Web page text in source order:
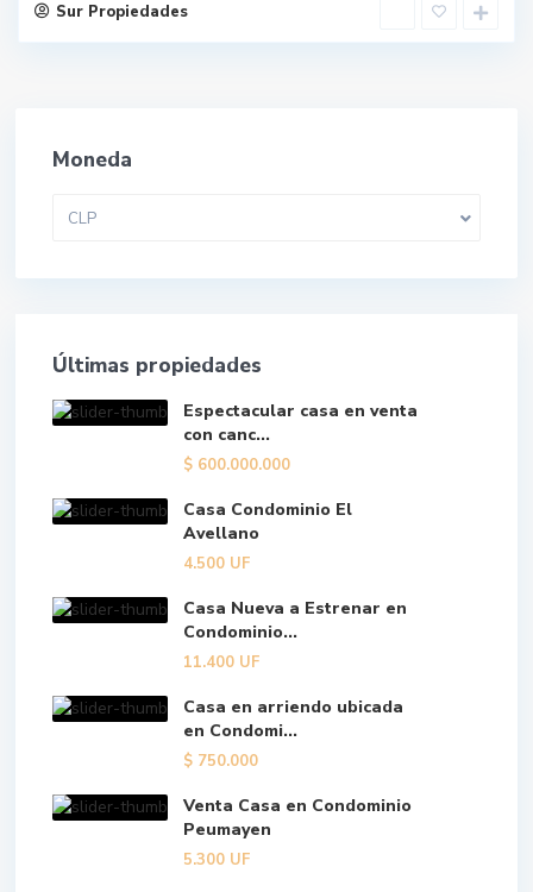
Sur Propiedades
Moneda
CLP
Últimas propiedades
Espectacular casa en venta
con canc...
$ 600.000.000
Casa Condominio El
Avellano
4.500 UF
Casa Nueva a Estrenar en
Condominio...
11.400 UF
Casa en arriendo ubicada
en Condomi...
$ 750.000
Venta Casa en Condominio
Peumayen
5.300 UF